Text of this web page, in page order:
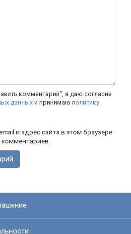
комментарий", я даю согласие
данных и принимаю политику
и адрес сайта в этом браузере